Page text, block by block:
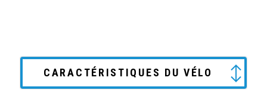
CARACTÉRISTIQUES DU VÉLO